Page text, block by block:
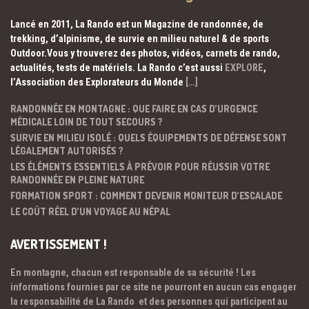
Lancé en 2011, La Rando est un Magazine de randonnée, de
trekking, d’alpinisme, de survie en milieu naturel & de sports
Outdoor.Vous y trouverez des photos, vidéos, carnets de rando,
actualités, tests de matériels. La Rando c’est aussi EXPLORE,
l’Association des Explorateurs du Monde […]
RANDONNÉE EN MONTAGNE : QUE FAIRE EN CAS D’URGENCE
MÉDICALE LOIN DE TOUT SECOURS ?
SURVIE EN MILIEU ISOLÉ : QUELS ÉQUIPEMENTS DE DÉFENSE SONT
LÉGALEMENT AUTORISÉS ?
LES ÉLÉMENTS ESSENTIELS À PRÉVOIR POUR RÉUSSIR VOTRE
RANDONNÉE EN PLEINE NATURE
FORMATION SPORT : COMMENT DEVENIR MONITEUR D’ESCALADE
LE COÛT RÉEL D’UN VOYAGE AU NÉPAL
AVERTISSEMENT !
En montagne, chacun est responsable de sa sécurité ! Les
informations fournies par ce site ne pourront en aucun cas engager
la responsabilité de La Rando et des personnes qui participent au